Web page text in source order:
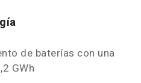
de baterías con una
GWh